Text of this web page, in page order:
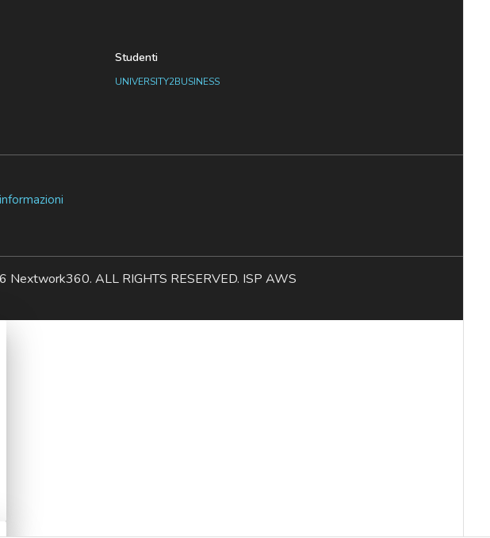
Studenti
UNIVERSITY2BUSINESS
ALL RIGHTS RESERVED. ISP AWS